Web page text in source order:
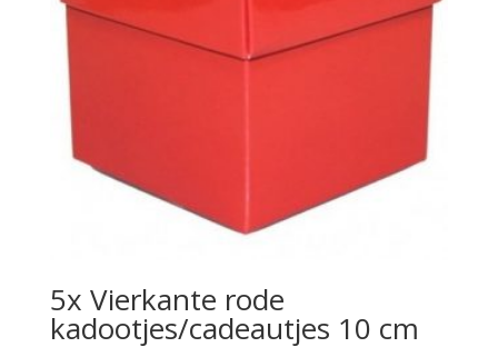
5x Vierkante rode
kadootjes/cadeautjes 10 cm